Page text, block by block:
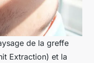
de la greffe
Extraction) et la